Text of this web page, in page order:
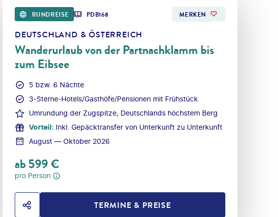
RUNDREISE PDB168 MERKEN
DEUTSCHLAND & ÖSTERREICH
Wanderurlaub von der Partnachklamm bis
zum Eibsee
5 bzw. 6 Nächte
3-Sterne-Hotels/Gasthöfe/Pensionen mit Frühstück
Umrundung der Zugspitze, Deutschlands höchstem Berg
Vorteil: Inkl. Gepäcktransfer von Unterkunft zu Unterkunft
August — Oktober 2026
ab599€
pro Person
TERMINE & PREISE